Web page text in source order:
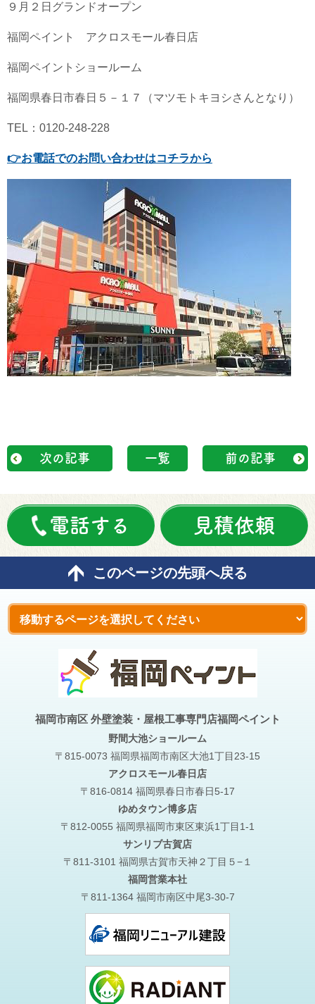
９月２日グランドオープン
福岡ペイント アクロスモール春日店
福岡ペイントショールーム
福岡県春日市春日５－１７（マツモトキヨシさんとなり）
TEL：0120-248-228
👉お電話でのお問い合わせはコチラから
次の記事 一覧 前の記事
電話する 見積依頼
このページの先頭へ戻る
福岡市南区 外壁塗装・屋根工事専門店福岡ペイント
野間大池ショールーム
〒815-0073 福岡県福岡市南区大池1丁目23-15
アクロスモール春日店
〒816-0814 福岡県春日市春日5-17
ゆめタウン博多店
〒812-0055 福岡県福岡市東区東浜1丁目1-1
サンリブ古賀店
〒811-3101 福岡県古賀市天神２丁目５−１
福岡営業本社
〒811-1364 福岡市南区中尾3-30-7